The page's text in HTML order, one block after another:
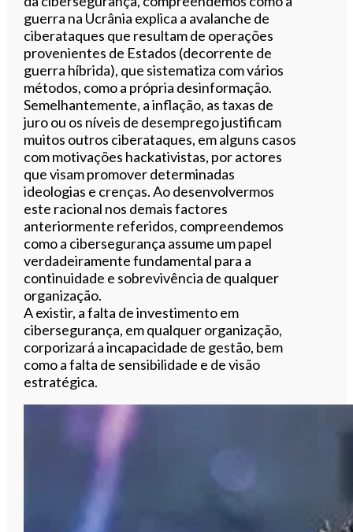
guerra na Ucrânia explica a avalanche de
ciberataques que resultam de operações
provenientes de Estados (decorrente de
guerra híbrida), que sistematiza com vários
métodos, como a própria desinformação.
Semelhantemente, a inflação, as taxas de
juro ou os níveis de desemprego justificam
muitos outros ciberataques, em alguns casos
com motivações hackativistas, por actores
que visam promover determinadas
ideologias e crenças. Ao desenvolvermos
este racional nos demais factores
anteriormente referidos, compreendemos
como a cibersegurança assume um papel
verdadeiramente fundamental para a
continuidade e sobrevivência de qualquer
organização.
A existir, a falta de investimento em
cibersegurança, em qualquer organização,
corporizará a incapacidade de gestão, bem
como a falta de sensibilidade e de visão
estratégica.